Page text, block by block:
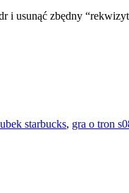
i usunąć zbędny
starbucks, gra o tron